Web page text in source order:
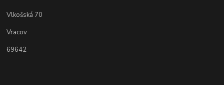
Vlkošská 70
Vracov
69642